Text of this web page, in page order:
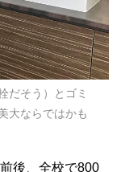
だそう）とゴミ
大ならではかも
後、全校で800